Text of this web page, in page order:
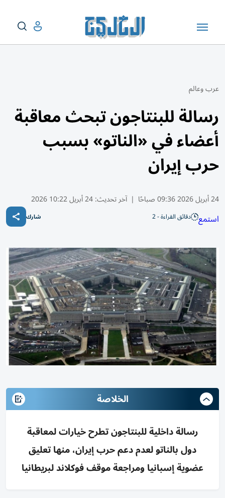
عرب وعالم
رسالة للبنتاجون تبحث معاقبة
أعضاء في «الناتو» بسبب
حرب إيران
24 أبريل 2026 09:36 صباحًا | آخر تحديث:24 أبريل 10:22 2026
استمع دقائق القراءة - 2 شارك
الخلاصة
رسالة داخلية للبنتاجون تطرح خيارات لمعاقبة
دول بالناتو لعدم دعم حرب إيران، منها تعليق
عضوية إسبانيا ومراجعة موقف فوكلاند لبريطانيا